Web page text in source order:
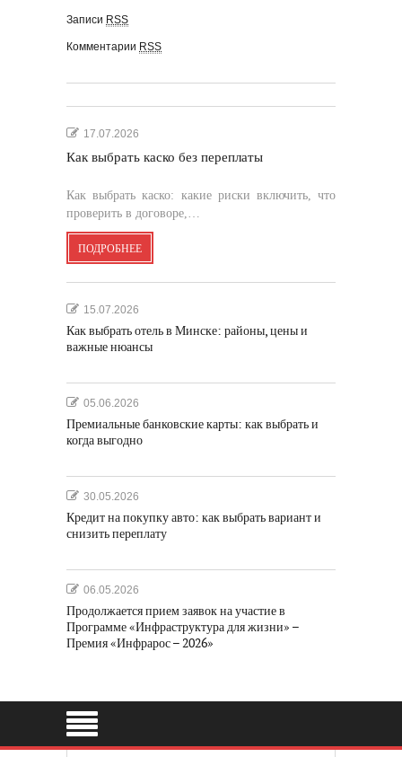
Записи RSS
Комментарии RSS
17.07.2026
Как выбрать каско без переплаты
Как выбрать каско: какие риски включить, что
проверить в договоре,…
ПОДРОБНЕЕ
15.07.2026
Как выбрать отель в Минске: районы, цены и
важные нюансы
05.06.2026
Премиальные банковские карты: как выбрать и
когда выгодно
30.05.2026
Кредит на покупку авто: как выбрать вариант и
снизить переплату
06.05.2026
Продолжается прием заявок на участие в
Программе «Инфраструктура для жизни» –
Премия «Инфрарос – 2026»